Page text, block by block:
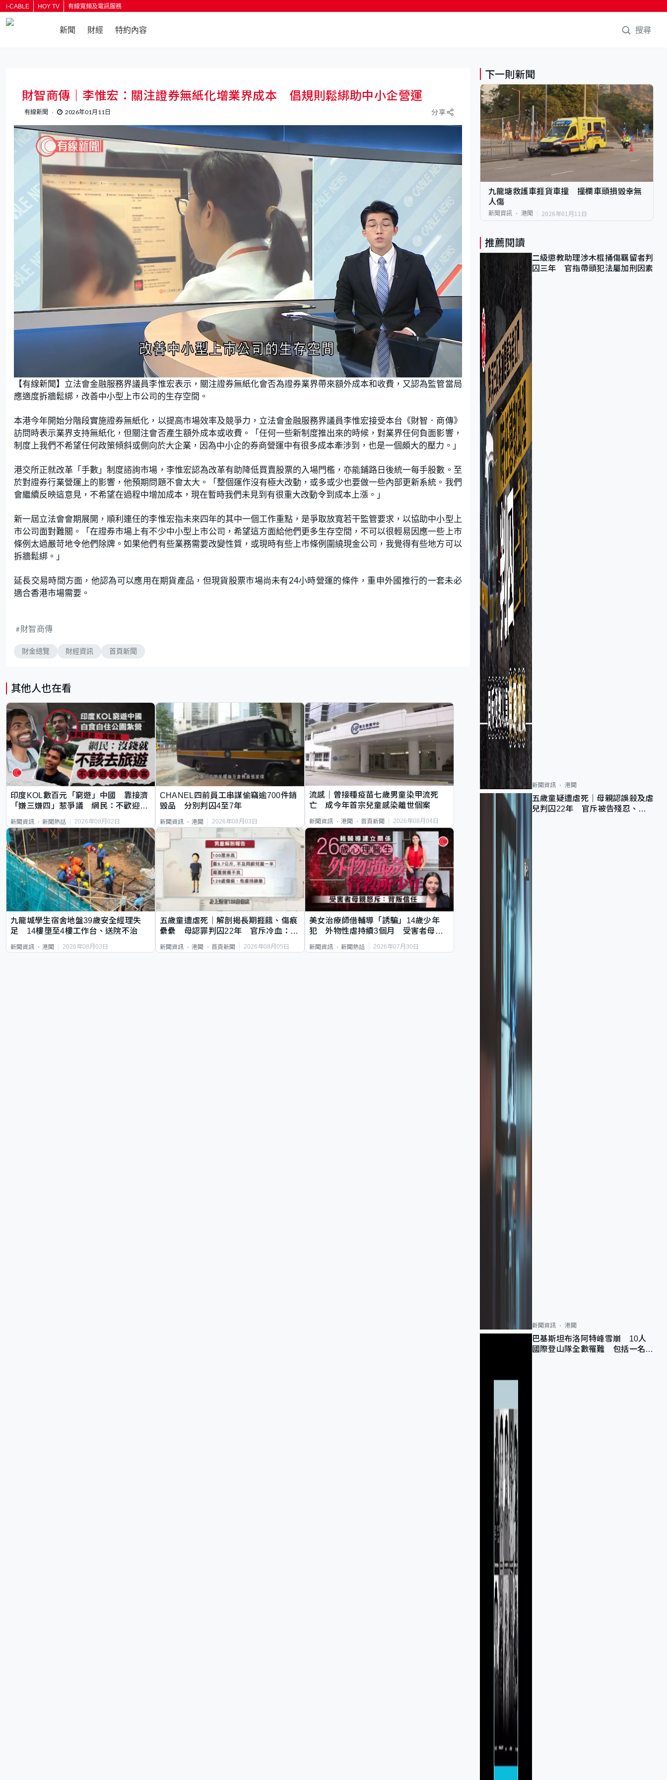
i-CABLE HOY TV 有線寬頻及電訊服務
新聞 財經 特約內容 搜尋
財智商傳｜李惟宏：關注證券無紙化增業界成本 倡規則鬆綁助中小企營運
有線新聞 2026年01月11日 分享
n
m
u
t
e
a
d
e
d
:
.
0
9
%
【有線新聞】立法會金融服務界議員李惟宏表示，關注證券無紙化會否為證券業界帶來額外成本和收費，又認為監管當局
應適度拆牆鬆綁，改善中小型上市公司的生存空間。
本港今年開始分階段實施證券無紙化，以提高市場效率及競爭力，立法會金融服務界議員李惟宏接受本台《財智．商傳》
訪問時表示業界支持無紙化，但關注會否產生額外成本或收費。「任何一些新制度推出來的時候，對業界任何負面影響，
制度上我們不希望任何政策傾斜或側向於大企業，因為中小企的券商營運中有很多成本牽涉到，也是一個頗大的壓力。」
港交所正就改革「手數」制度諮詢市場，李惟宏認為改革有助降低買賣股票的入場門檻，亦能鋪路日後統一每手股數。至
於對證券行業營運上的影響，他預期問題不會太大。「整個運作沒有極大改動，或多或少也要做一些內部更新系統。我們
會繼續反映這意見，不希望在過程中增加成本，現在暫時我們未見到有很重大改動令到成本上漲。」
新一屆立法會會期展開，順利連任的李惟宏指未來四年的其中一個工作重點，是爭取放寬若干監管要求，以協助中小型上
市公司面對難關。「在證券市場上有不少中小型上市公司，希望這方面給他們更多生存空間，不可以很輕易因應一些上市
條例太過嚴苛地令他們除牌。如果他們有些業務需要改變性質，或現時有些上市條例圍繞現金公司，我覺得有些地方可以
拆牆鬆綁。」
延長交易時間方面，他認為可以應用在期貨產品，但現貨股票市場尚未有24小時營運的條件，重申外國推行的一套未必
適合香港市場需要。
財智商傳
財金總覽 財經資訊 首頁新聞
其他人也在看
印度KOL數百元「窮遊」中國 靠接濟
「嫌三嫌四」惹爭議 網民：不歡迎劣
新聞資訊 新聞熱話 2026年08月02日
CHANEL四前員工串謀偷竊逾700件銷
毀品 分別判囚4至7年
新聞資訊 港聞 2026年08月03日
流感｜曾接種疫苗七歲男童染甲流死
亡 成今年首宗兒童感染離世個案
新聞資訊 港聞 首頁新聞 2026年08月04日
九龍城學生宿舍地盤39歲安全經理失
足 14樓墮至4樓工作台、送院不治
新聞資訊 港聞 2026年08月03日
五歲童遭虐死｜解剖揭長期捱餓、傷痕
纍纍 母認罪判囚22年 官斥冷血：同
新聞資訊 港聞 首頁新聞 2026年08月05日
美女治療師借輔導「誘騙」14歲少年
犯 外物性虐持續3個月 受害者母：
新聞資訊 新聞熱話 2026年07月30日
下一則新聞
九龍塘救護車捱貨車撞 撞欄車頭損毀幸無
人傷
新聞資訊 港聞 2026年01月11日
推薦閱讀
二級懲教助理涉木棍捅傷羈留者判
囚三年 官指帶頭犯法屬加刑因素
新聞資訊 港聞
五歲童疑遭虐死｜母親認誤殺及虐
兒判囚22年 官斥被告殘忍、同
新聞資訊 港聞
巴基斯坦布洛阿特峰雪崩 10人
國際登山隊全數罹難 包括一名中